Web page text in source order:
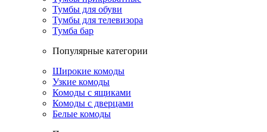
Тумбы для обуви
Тумбы для телевизора
Тумба бар
Популярные категории
Широкие комоды
Узкие комоды
Комоды с ящиками
Комоды с дверцами
Белые комоды